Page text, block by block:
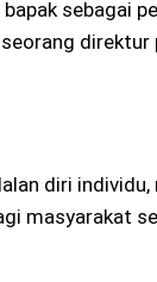
sebagai
direktur
diri individu,
masyarakat